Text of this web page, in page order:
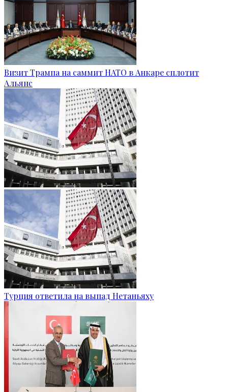
Визит Трампа на саммит НАТО в Анкаре сплотит
Альянс
Турция ответила на выпад Нетаньяху